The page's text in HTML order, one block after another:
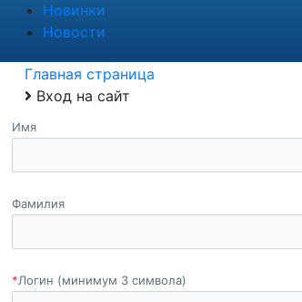
Новинки
Новости
Главная страница
Вход на сайт
Имя
Фамилия
*Логин (минимум 3 символа)